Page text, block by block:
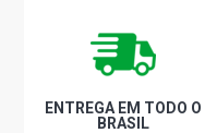
ENTREGA EM TODO O
BRASIL